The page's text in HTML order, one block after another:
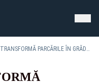
ȚARA CARE TRANSFORMĂ PARCĂRILE ÎN GRĂDINI SUSPENDATE PENTRU A REDUCE POLUAREA ȘI A PROTEJA BIODIVERSITATEA